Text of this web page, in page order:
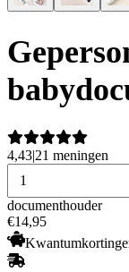
4,43|21 meningen
documenthouder
€14,95